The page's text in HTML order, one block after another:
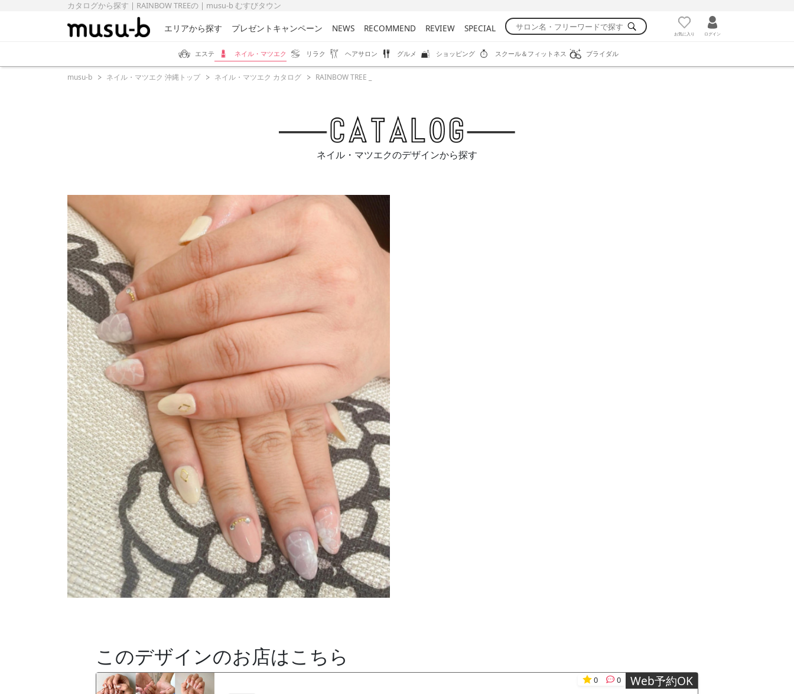
カタログから探す | RAINBOW TREEの | musu-b むすびタウン
エリアから探す プレゼントキャンペーン NEWS RECOMMEND REVIEW SPECIAL お気に入り ログイン
エステ ネイル・マツエク リラク ヘアサロン グルメ ショッピング スクール＆フィットネス ブライダル
musu-b ネイル・マツエク 沖縄トップ ネイル・マツエク カタログ RAINBOW TREE _
ネイル・マツエクのデザインから探す
このデザインのお店はこちら
Web予約OK
0 0